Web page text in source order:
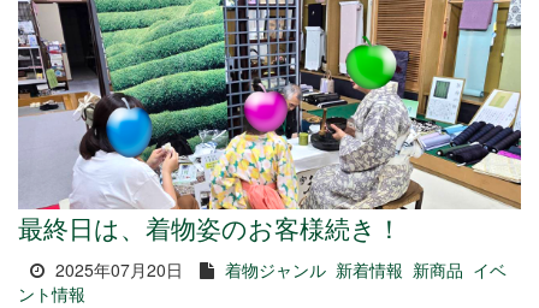
最終日は、着物姿のお客様続き！
2025年07月20日 着物ジャンル 新着情報 新商品 イベ
ント情報